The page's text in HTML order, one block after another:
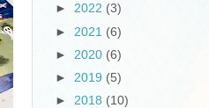
► 2022 (3)
► 2021 (6)
► 2020 (6)
► 2019 (5)
► 2018 (10)